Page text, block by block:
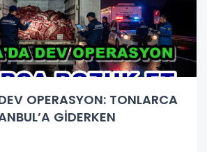
OPERASYON: TONLARCA
GİDERKEN